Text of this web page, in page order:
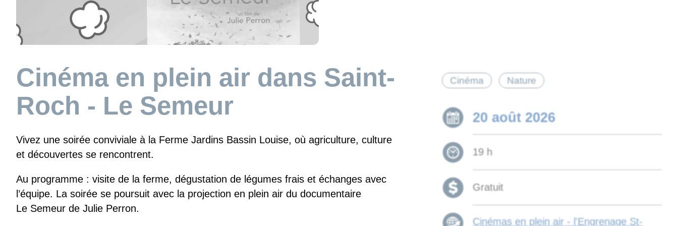
Cinéma en plein air dans Saint-
Roch - Le Semeur
Vivez une soirée conviviale à la Ferme Jardins Bassin Louise, où agriculture, culture
et découvertes se rencontrent.
Au programme : visite de la ferme, dégustation de légumes frais et échanges avec
l’équipe. La soirée se poursuit avec la projection en plein air du documentaire
Le Semeur de Julie Perron.
Catégorie(s)
Cinéma Nature
Date :
20 août 2026
Heure :
19 h
Coût :
Gratuit
Cinémas en plein air - l'Engrenage St-